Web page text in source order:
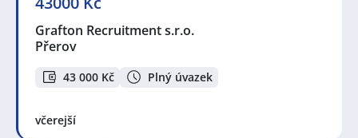
Grafton Recruitment s.r.o.
Přerov
43 000 Kč Plný úvazek
včerejší